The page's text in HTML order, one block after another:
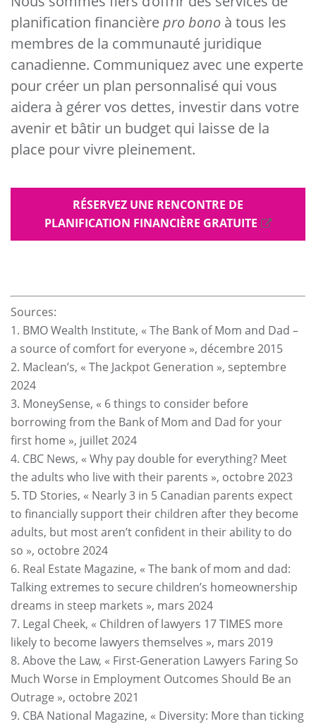
planification financièrepro bono à tous les
membres de la communauté juridique
canadienne. Communiquez avec une experte
pour créer un plan personnalisé qui vous
aidera à gérer vos dettes, investir dans votre
avenir et bâtir un budget qui laisse de la
place pour vivre pleinement.
RÉSERVEZ UNE RENCONTRE DE
PLANIFICATION FINANCIÈRE GRATUITE
Sources:
1. BMO Wealth Institute, « The Bank of Mom and Dad –
a source of comfort for everyone », décembre 2015
2. Maclean’s, « The Jackpot Generation », septembre
2024
3. MoneySense, « 6 things to consider before
borrowing from the Bank of Mom and Dad for your
first home », juillet 2024
4. CBC News, « Why pay double for everything? Meet
the adults who live with their parents », octobre 2023
5. TD Stories, « Nearly 3 in 5 Canadian parents expect
to financially support their children after they become
adults, but most aren’t confident in their ability to do
so », octobre 2024
6. Real Estate Magazine, « The bank of mom and dad:
Talking extremes to secure children’s homeownership
dreams in steep markets », mars 2024
7. Legal Cheek, « Children of lawyers 17 TIMES more
likely to become lawyers themselves », mars 2019
8. Above the Law, « First-Generation Lawyers Faring So
Much Worse in Employment Outcomes Should Be an
Outrage », octobre 2021
9. CBA National Magazine, « Diversity: More than ticking